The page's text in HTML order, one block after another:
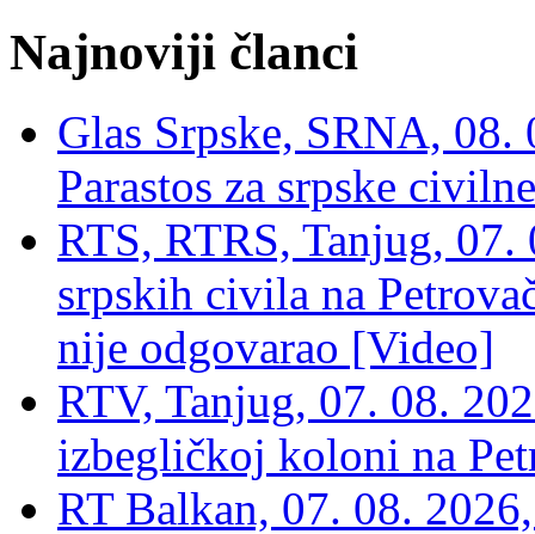
Najnoviji članci
Glas Srpske, SRNA,
Parastos za srpske
RTS, RTRS, Tanjug,
srpskih civila na
nije odgovarao [Video]
RTV, Tanjug, 07. 08.
izbegličkoj koloni na
RT Balkan, 07. 08.